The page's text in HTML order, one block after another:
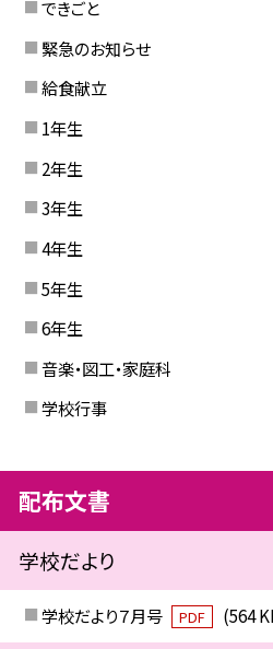
できごと
緊急のお知らせ
給食献立
1年生
2年生
3年生
4年生
5年生
6年生
音楽・図工・家庭科
学校行事
配布文書
学校だより
学校だより７月号 PDF (564